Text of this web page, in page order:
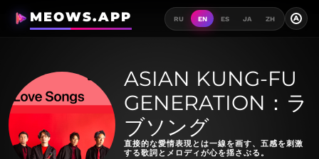
MEOWS.APP RU EN ES JA ZH A
ASIAN KUNG-FU
GENERATION：ラ
ブソング
直接的な愛情表現とは一線を画す、五感を刺激
する歌詞とメロディが心を揺さぶる。